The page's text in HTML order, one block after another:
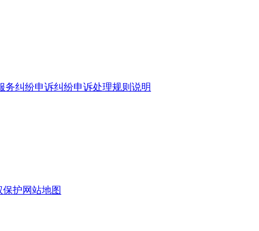
务纠纷申诉纠纷申诉处理规则说明
保护网站地图